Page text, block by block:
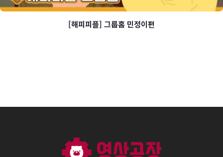
[해피피플] 그룹홈 민정이편